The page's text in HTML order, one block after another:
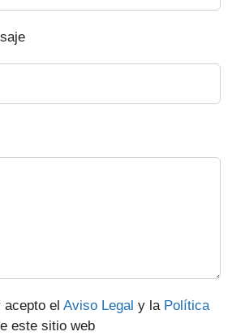
acepto el Aviso Legal y la Política
este sitio web